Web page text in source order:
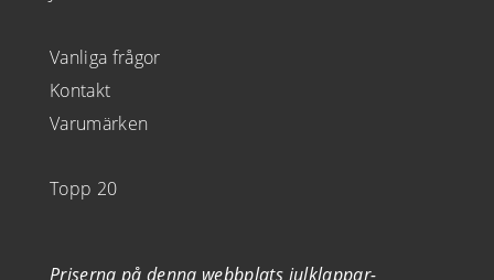
Vanliga frågor
Kontakt
Varumärken
Topp 20
Priserna på denna webbplats julklappar-